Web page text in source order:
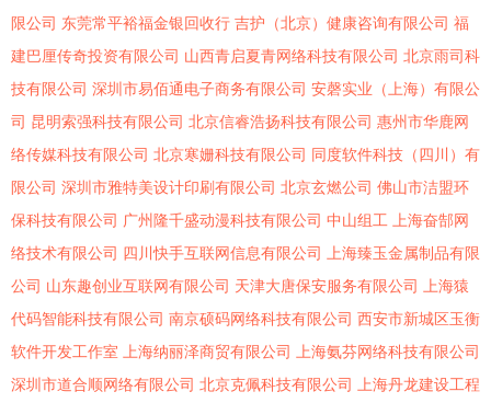
限公司 东莞常平裕福金银回收行 吉护（北京）健康咨询有限公司 福
建巴厘传奇投资有限公司 山西青启夏青网络科技有限公司 北京雨司科
技有限公司 深圳市易佰通电子商务有限公司 安磬实业（上海）有限公
司 昆明索强科技有限公司 北京信睿浩扬科技有限公司 惠州市华鹿网
络传媒科技有限公司 北京寒姗科技有限公司 同度软件科技（四川）有
限公司 深圳市雅特美设计印刷有限公司 北京玄燃公司 佛山市洁盟环
保科技有限公司 广州隆千盛动漫科技有限公司 中山组工
上海奋郜网
络技术有限公司 四川快手互联网信息有限公司
上海臻玉金属制品有限
公司 山东趣创业互联网有限公司 天津大唐保安服务有限公司
上海猿
代码智能科技有限公司 南京硕码网络科技有限公司 西安市新城区玉衡
软件开发工作室
上海纳丽泽商贸有限公司
上海氨芬网络科技有限公司
深圳市道合顺网络有限公司 北京克佩科技有限公司 上海丹龙建设工程